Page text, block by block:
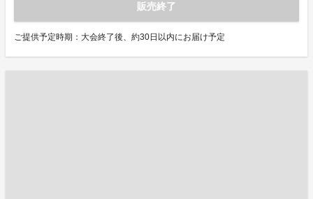
販売終了
ご提供予定時期：大会終了後、約30日以内にお届け予定